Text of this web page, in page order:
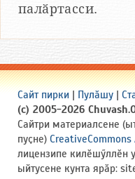
палӑртасси.
Сайт пирки | Пулӑшу |
(c) 2005-2026
Сайтри материалсене
пуҫне)
лицензипе килӗшӳллӗн
ыйтусене кунта ярӑр: